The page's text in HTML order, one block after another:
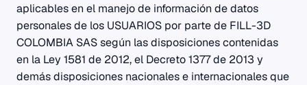
aplicables en el manejo de información de datos
personales de los USUARIOS por parte de FILL-3D
COLOMBIA SAS según las disposiciones contenidas
en la Ley 1581 de 2012, el Decreto 1377 de 2013 y
demás disposiciones nacionales e internacionales que